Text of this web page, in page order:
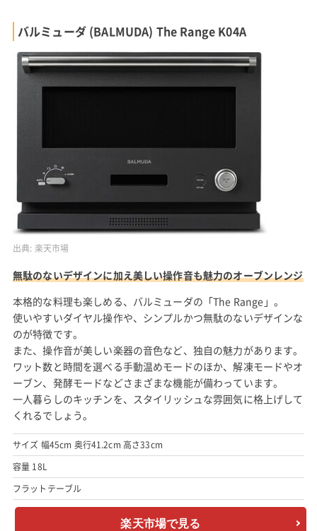
バルミューダ (BALMUDA) The Range K04A
出典: 楽天市場
無駄のないデザインに加え美しい操作音も魅力のオーブンレンジ
本格的な料理も楽しめる、バルミューダの「The Range」。
使いやすいダイヤル操作や、シンプルかつ無駄のないデザインな
のが特徴です。
また、操作音が美しい楽器の音色など、独自の魅力があります。
ワット数と時間を選べる手動温めモードのほか、解凍モードやオ
ーブン、発酵モードなどさまざまな機能が備わっています。
一人暮らしのキッチンを、スタイリッシュな雰囲気に格上げして
くれるでしょう。
サイズ 幅45cm 奥行41.2cm 高さ33cm
容量 18L
フラットテーブル
楽天市場で見る